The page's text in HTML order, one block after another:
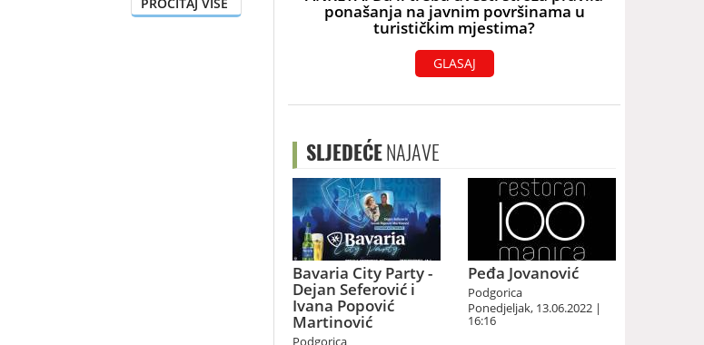
ponašanja na javnim površinama u
turističkim mjestima?
GLASAJ
SLJEDEĆENAJAVE
Bavaria City Party -
Dejan Seferović i
Ivana Popović
Martinović
Podgorica
Peđa Jovanović
Podgorica
Ponedjeljak, 13.06.2022 |
16:16